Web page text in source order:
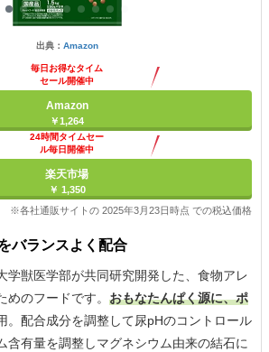
出典： Amazon
毎日お得なタイム
セール開催中
Amazon
￥1,264
24時間タイムセー
ル毎日開催中
楽天市場
￥ 1,350
※各社通販サイトの 2025年3月23日時点 での税込価格
バランスよく配合
学獣医学部が共同研究開発した、食物アレ
めのフードです。 おもなたんぱく源に、ポ
。配合成分を調整して尿pHのコントロール
含有量を調整しマグネシウム由来の結石に